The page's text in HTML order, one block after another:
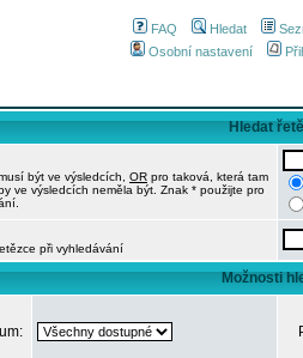
FAQ Hledat
Osobní nastavení
Hledat
být ve výsledcích, OR pro taková, která tam
ve výsledcích neměla být. Znak * použijte pro
při vyhledávání
Možnosti